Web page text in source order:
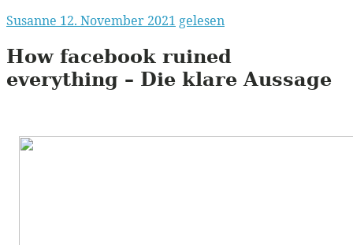
Susanne 12. November 2021 gelesen
How facebook ruined
everything – Die klare Aussage